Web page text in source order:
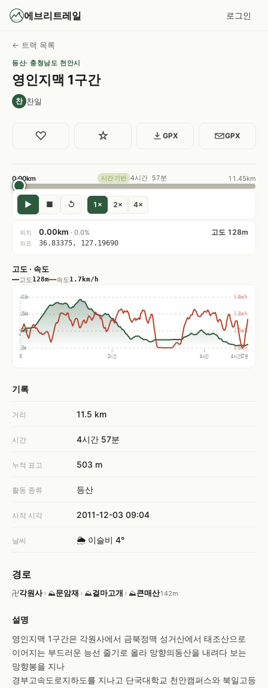
에브리트레일 로그인
← 트랙 목록
등산· 충청남도 천안시
영인지맥 1구간
찬 찬일
♡ ☆ GPX GPX
0.00km 시간 기반 4시간 57분 11.45km
▶ ■ ↺ 1× 2× 4×
위치 0.00km · 0.0% 고도 128m
좌표 36.83375, 127.19690
고도 · 속도
고도128m 속도1.7km/h
0 2시간 4시간 4시간57분
413m
284m
155m
26m
5.0km/h
3.3km/h
1.7km/h
0.0km/h
기록
거리 11.5 km
시간 4시간 57분
누적 표고 503 m
활동 종류 등산
시작 시각 2011-12-03 09:04
날씨 🌦️ 이슬비 4°
경로
卍각원사› ⛰문암재 › ⛰걸마고개 › ⛰큰매산142m
설명
영인지맥 1구간은 각원사에서 금북정맥 성거산에서 태조산으로
이어지는 부드러운 능선 줄기로 올라 망향의동산을 내려다 보는
망향봉을 지나
경부고속도로지하도를 지나고 단국대학교 천안캠퍼스와 북일고등